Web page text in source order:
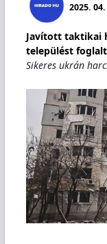
2025.
Javított taktikai
települést
Sikeres ukrán